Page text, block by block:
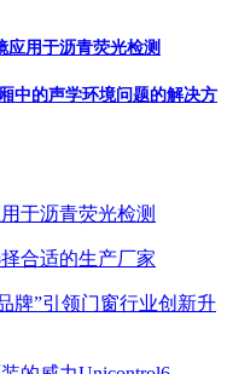
应用于沥青荧光检测
中的声学环境问题的解决方
于沥青荧光检测
合适的生产厂家
牌”引领门窗行业创新升